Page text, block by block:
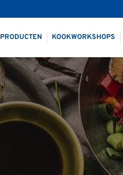
PRODUCTEN KOOKWORKSHOPS